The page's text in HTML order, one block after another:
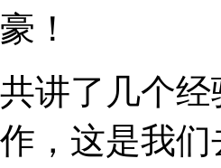
！
讲了几个
，这是我